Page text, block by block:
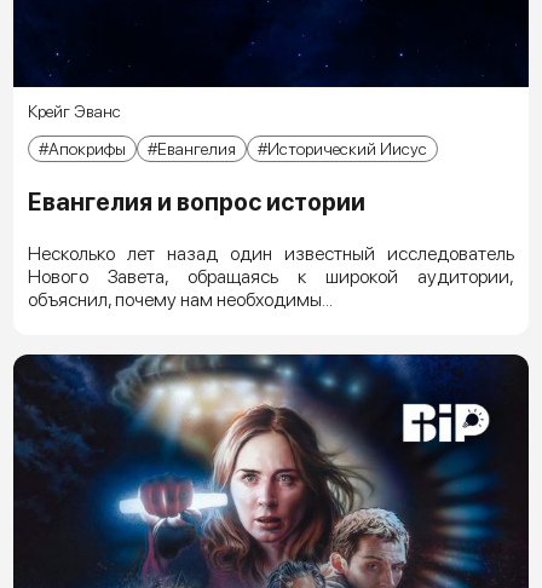
Крейг Эванс
Апокрифы
Евангелия Исторический Иисус
Евангелия и вопрос истории
Несколько лет назад один известный исследователь
Нового Завета, обращаясь к широкой аудитории,
объяснил, почему нам необходимы...